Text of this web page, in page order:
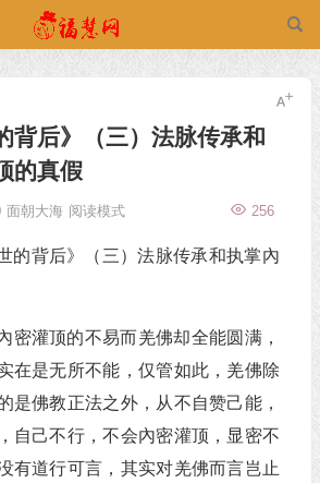
背后》（三）法脉传承和
的真假
面朝大海 256
阅读模式
密灌顶的不易而羌佛却全能圆满，
在是无所不能，仅管如此，羌佛除
是佛教正法之外，从不自赞己能，
自己不行，不会內密灌顶，显密不
有道行可言，其实对羌佛而言岂止